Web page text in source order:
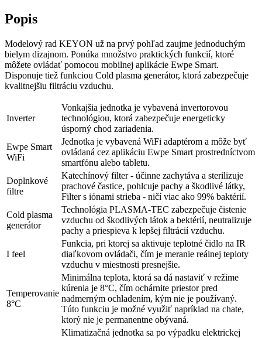
Popis
Modelový rad KEYON už na prvý pohľad zaujme jednoduchým
bielym dizajnom. Ponúka množstvo praktických funkcií, ktoré
môžete ovládať pomocou mobilnej aplikácie Ewpe Smart.
Disponuje tiež funkciou Cold plasma generátor, ktorá zabezpečuje
kvalitnejšiu filtráciu vzduchu.
Inverter
Vonkajšia jednotka je vybavená invertorovou
technológiou, ktorá zabezpečuje energeticky
úsporný chod zariadenia.
Ewpe Smart
WiFi
Jednotka je vybavená WiFi adaptérom a môže byť
ovládaná cez aplikáciu Ewpe Smart prostredníctvom
smartfónu alebo tabletu.
Doplnkové
filtre
Katechínový filter - účinne zachytáva a sterilizuje
prachové častice, pohlcuje pachy a škodlivé látky,
Filter s iónami strieba - ničí viac ako 99% baktérií.
Cold plasma
generátor
Technológia PLASMA-TEC zabezpečuje čistenie
vzduchu od škodlivých látok a bektérií, neutralizuje
pachy a priespieva k lepšej filtrácií vzduchu.
I feel
Funkcia, pri ktorej sa aktivuje teplotné čidlo na IR
diaľkovom ovládači, čím je meranie reálnej teploty
vzduchu v miestnosti presnejšie.
Temperovanie
8°C
Minimálna teplota, ktorá sa dá nastaviť v režime
kúrenia je 8°C, čím ochárnite priestor pred
nadmerným ochladením, kým nie je používaný.
Túto funkciu je možné využiť napríklad na chate,
ktorý nie je permanentne obývaná.
Klimatizačná jednotka sa po výpadku elektrickej